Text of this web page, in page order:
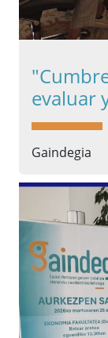
evaluar
Gaindegia